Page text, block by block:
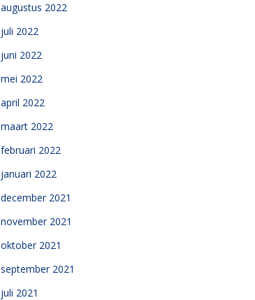
augustus 2022
juli 2022
juni 2022
mei 2022
april 2022
maart 2022
februari 2022
januari 2022
december 2021
november 2021
oktober 2021
september 2021
juli 2021